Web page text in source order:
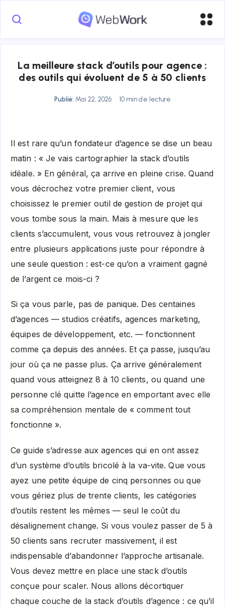
La meilleure stack d’outils pour agence :
des outils qui évoluent de 5 à 50 clients
Publié: Mai 22, 2026 10 min de lecture
Il est rare qu’un fondateur d’agence se dise un beau
matin : « Je vais cartographier la stack d’outils
idéale. » En général, ça arrive en pleine crise. Quand
vous décrochez votre premier client, vous
choisissez le premier outil de gestion de projet qui
vous tombe sous la main. Mais à mesure que les
clients s’accumulent, vous vous retrouvez à jongler
entre plusieurs applications juste pour répondre à
une seule question : est-ce qu’on a vraiment gagné
de l’argent ce mois-ci ?
Si ça vous parle, pas de panique. Des centaines
d’agences — studios créatifs, agences marketing,
équipes de développement, etc. — fonctionnent
comme ça depuis des années. Et ça passe, jusqu’au
jour où ça ne passe plus. Ça arrive généralement
quand vous atteignez 8 à 10 clients, ou quand une
personne clé quitte l’agence en emportant avec elle
sa compréhension mentale de « comment tout
fonctionne ».
Ce guide s’adresse aux agences qui en ont assez
d’un système d’outils bricolé à la va-vite. Que vous
ayez une petite équipe de cinq personnes ou que
vous gériez plus de trente clients, les catégories
d’outils restent les mêmes — seul le coût du
désalignement change. Si vous voulez passer de 5 à
50 clients sans recruter massivement, il est
indispensable d’abandonner l’approche artisanale.
Vous devez mettre en place une stack d’outils
conçue pour scaler. Nous allons décortiquer
chaque couche de la stack d’outils d’agence : ce qu’il